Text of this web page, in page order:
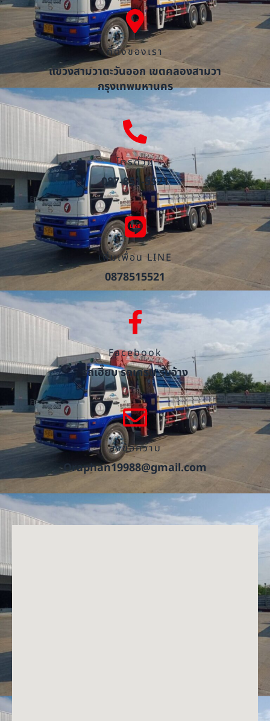
ที่ตั้งของเรา
แขวงสามวาตะวันออก เขตคลองสามวา
กรุงเทพมหานคร
โทรด่วน
087-851-5521
เพิ่มเพื่อน LINE
0878515521
Facebook
รถเฮี๊ยบ รถเครน รับจ้าง
ส่งข้อความ
Oraphan19988@gmail.com